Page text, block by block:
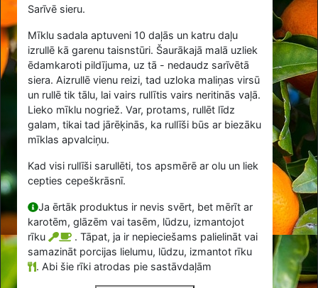
Sarīvē sieru.
Mīklu sadala aptuveni 10 daļās un katru daļu
izrullē kā garenu taisnstūri. Šaurākajā malā uzliek
ēdamkaroti pildījuma, uz tā - nedaudz sarīvētā
siera. Aizrullē vienu reizi, tad uzloka maliņas virsū
un rullē tik tālu, lai vairs rullītis vairs neritinās vaļā.
Lieko mīklu nogriež. Var, protams, rullēt līdz
galam, tikai tad jārēķinās, ka rullīši būs ar biezāku
mīklas apvalciņu.
Kad visi rullīši sarullēti, tos apsmērē ar olu un liek
cepties cepeškrāsnī.
Ja ērtāk produktus ir nevis svērt, bet mērīt ar
karotēm, glāzēm vai tasēm, lūdzu, izmantojot
rīku
. Tāpat, ja ir nepieciešams palielināt vai
samazināt porcijas lielumu, lūdzu, izmantot rīku
. Abi šie rīki atrodas pie sastāvdaļām